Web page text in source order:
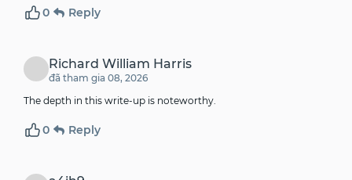
0 Reply
Richard William Harris
đã tham gia 08, 2026
The depth in this write-up is noteworthy.
0 Reply